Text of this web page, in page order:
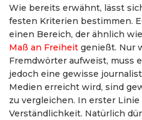
Wie bereits erwähnt, lässt
festen Kriterien bestimmen.
einen Bereich, der ähnlich
Maß an Freiheit genießt. Nur
Fremdwörter aufweist, muss
jedoch eine gewisse
Medien erreicht wird, sind
zu vergleichen. In erster
Verständlichkeit. Natürlich